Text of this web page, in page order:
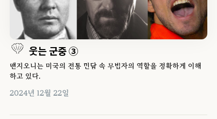
웃는 군중 ③
맨지오니는 미국의 전통 민담 속 무법자의 역할을 정확하게 이해
하고 있다.
2024년 12월 22일